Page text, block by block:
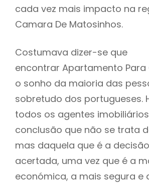
cada vez mais impacto na
Camara De Matosinhos.
Costumava dizer-se que
encontrar Apartamento
o sonho da maioria das
sobretudo dos portugueses.
todos os agentes
conclusão que não se trata
mas daquela que é a
acertada, uma vez que é a
económica, a mais segura e